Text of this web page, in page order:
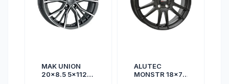
MAK UNION
20x8.5 5x112
ALUTEC
MONSTR 18x7.5